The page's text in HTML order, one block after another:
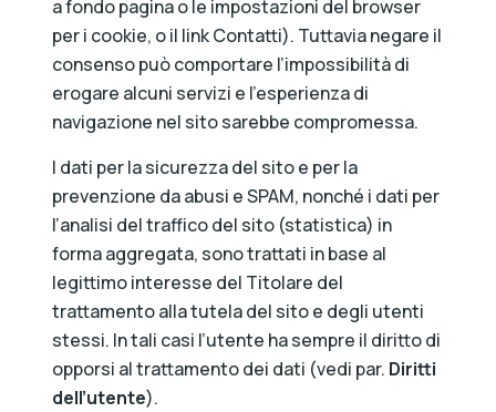
a fondo pagina o le impostazioni del browser
per i cookie, o il link Contatti). Tuttavia negare il
consenso può comportare l’impossibilità di
erogare alcuni servizi e l’esperienza di
navigazione nel sito sarebbe compromessa.
I dati per la sicurezza del sito e per la
prevenzione da abusi e SPAM, nonché i dati per
l’analisi del traffico del sito (statistica) in
forma aggregata, sono trattati in base al
legittimo interesse del Titolare del
trattamento alla tutela del sito e degli utenti
stessi. In tali casi l’utente ha sempre il diritto di
opporsi al trattamento dei dati (vedi par. Diritti
dell’utente).